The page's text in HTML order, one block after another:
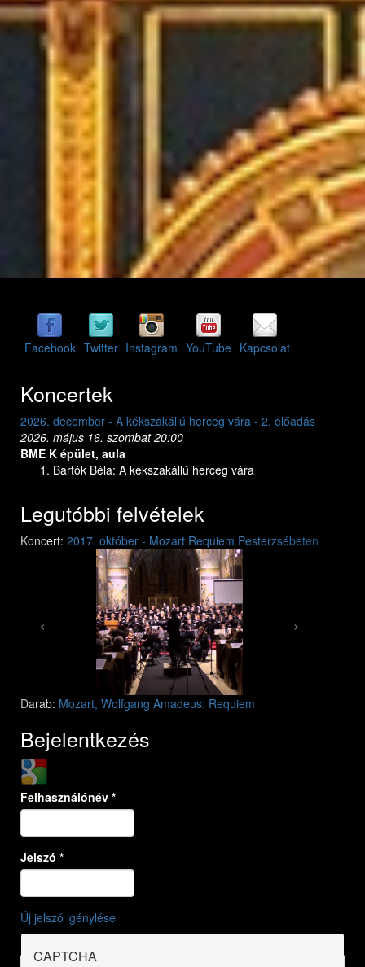
Facebook Twitter Instagram YouTube Kapcsolat
Koncertek
2026. december - A kékszakállú herceg vára - 1. előadás
2026. május 15. péntek 20:00
BME K épület, aula
Bartók Béla: A kékszakállú herceg vára
Legutóbbi felvételek
Koncert: 2017. október - Mozart Requiem Pesterzsébeten
Mozart: Requiem
Mozart: Requiem
Darab: Mozart, Wolfgang Amadeus: Requiem
Previous Next
Bejelentkezés
Login with Google
Felhasználónév *
Jelszó *
Új jelszó igénylése
CAPTCHA